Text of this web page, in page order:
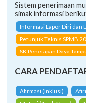
Sistem penerimaan
simak informasi
Informasi Lapor Diri dan
Petunjuk Teknis SPMB
SK Penetapan Daya
CARA
Afirmasi (Inklusi)